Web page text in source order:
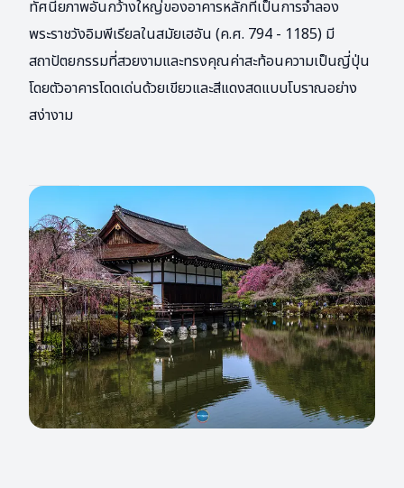
ทัศนียภาพอันกว้างใหญ่ของอาคารหลักที่เป็นการจำลอง
พระราชวังอิมพีเรียลในสมัยเฮอัน (ค.ศ. 794 - 1185) มี
สถาปัตยกรรมที่สวยงามและทรงคุณค่าสะท้อนความเป็นญี่ปุ่น
โดยตัวอาคารโดดเด่นด้วยเขียวและสีแดงสดแบบโบราณอย่าง
สง่างาม